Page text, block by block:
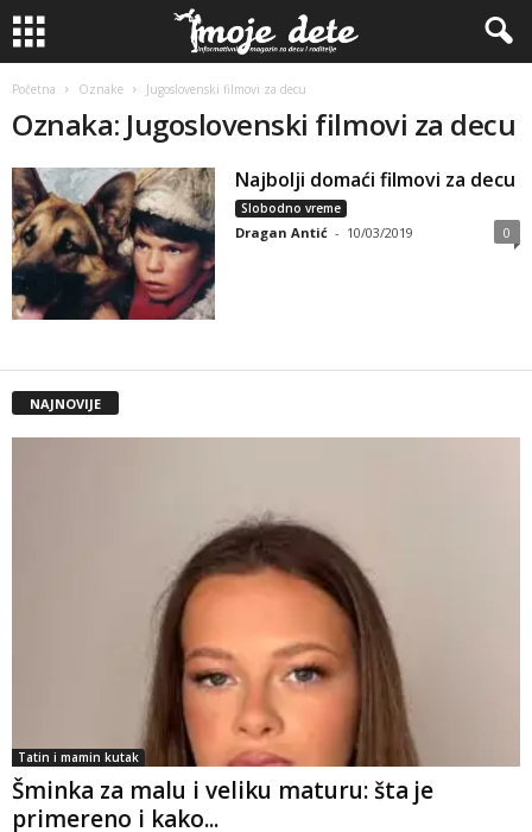
Početna Oznake Jugoslovenski filmovi za decu
Oznaka: Jugoslovenski filmovi za decu
Najbolji domaći filmovi za decu
Slobodno vreme
Dragan Antić - 10/03/2019 0
NAJNOVIJE
Tatin i mamin kutak
Šminka za malu i veliku maturu: šta je
primereno i kako...